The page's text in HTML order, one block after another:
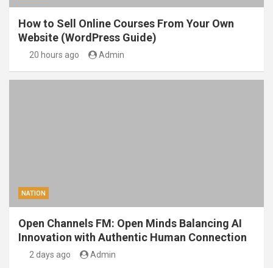
How to Sell Online Courses From Your Own
Website (WordPress Guide)
20 hours ago Admin
NATION
Open Channels FM: Open Minds Balancing AI
Innovation with Authentic Human Connection
2 days ago Admin